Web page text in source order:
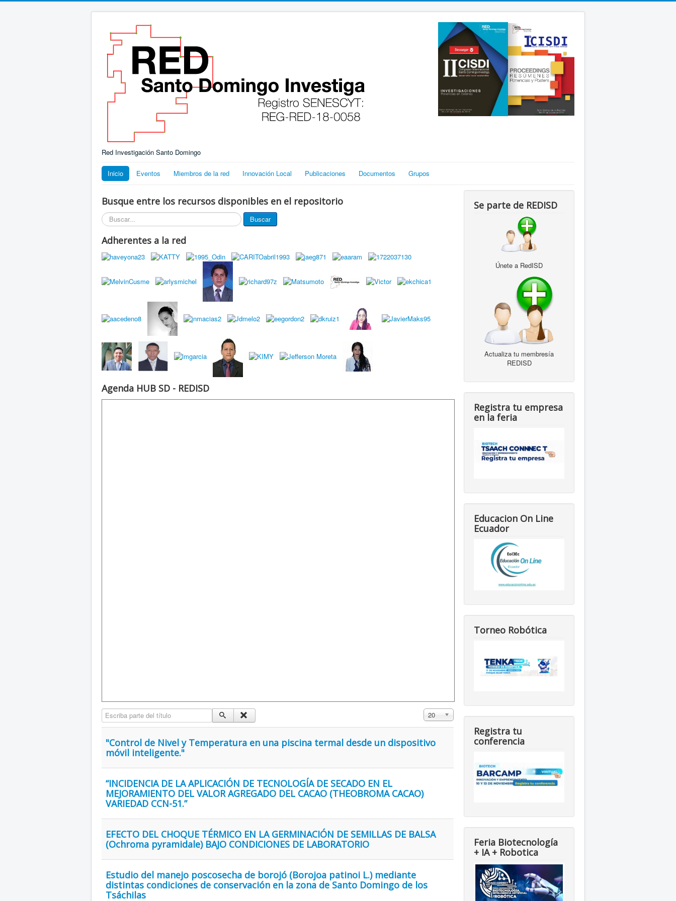
Red Investigación Santo Domingo
Inicio Eventos Miembros de la red Innovación Local Publicaciones Documentos Grupos
Busque entre los recursos disponibles en el repositorio
Buscar... Buscar
Adherentes a la red
Agenda HUB SD - REDISD
Escriba parte del título Mostrar #
20
"Control de Nivel y Temperatura en una piscina termal desde un dispositivo
móvil inteligente."
“INCIDENCIA DE LA APLICACIÓN DE TECNOLOGÍA DE SECADO EN EL
MEJORAMIENTO DEL VALOR AGREGADO DEL CACAO (THEOBROMA CACAO)
VARIEDAD CCN-51.”
EFECTO DEL CHOQUE TÉRMICO EN LA GERMINACIÓN DE SEMILLAS DE BALSA
(Ochroma pyramidale) BAJO CONDICIONES DE LABORATORIO
Estudio del manejo poscosecha de borojó (Borojoa patinoi L.) mediante
distintas condiciones de conservación en la zona de Santo Domingo de los
Tsáchilas
Se parte de REDISD
Únete a RedISD
Actualiza tu membresía
REDISD
Registra tu empresa
en la feria
Educacion On Line
Ecuador
Torneo Robótica
Registra tu
conferencia
Feria Biotecnología
+ IA + Robotica